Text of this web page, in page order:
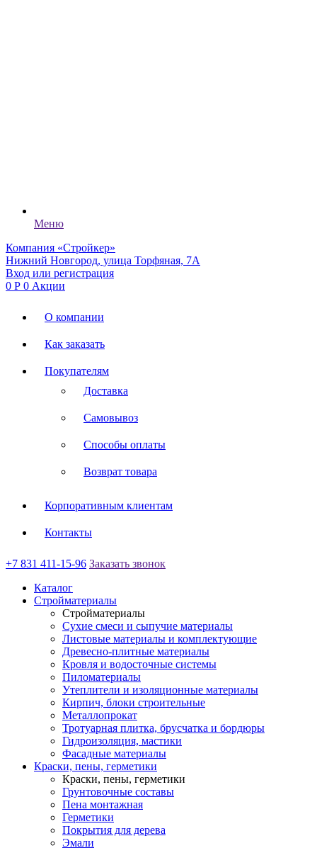
Меню
Компания «Стройкер»
Нижний Новгород, улица Торфяная, 7А
Вход или регистрация
0 Р 0 Акции
О компании
Как заказать
Покупателям
Доставка
Самовывоз
Способы оплаты
Возврат товара
Корпоративным клиентам
Контакты
+7 831 411-15-96 Заказать звонок
Каталог
Стройматериалы
Стройматериалы
Сухие смеси и сыпучие материалы
Листовые материалы и комплектующие
Древесно-плитные материалы
Кровля и водосточные системы
Пиломатериалы
Утеплители и изоляционные материалы
Кирпич, блоки строительные
Металлопрокат
Тротуарная плитка, брусчатка и бордюры
Гидроизоляция, мастики
Фасадные материалы
Краски, пены, герметики
Краски, пены, герметики
Грунтовочные составы
Пена монтажная
Герметики
Покрытия для дерева
Эмали